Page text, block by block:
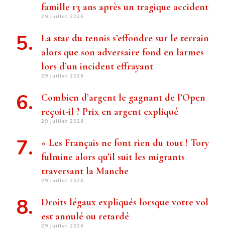
famille 13 ans après un tragique accident
29 juillet 2026
La star du tennis s’effondre sur le terrain
alors que son adversaire fond en larmes
lors d’un incident effrayant
29 juillet 2026
Combien d’argent le gagnant de l’Open
reçoit-il ? Prix ​​en argent expliqué
29 juillet 2026
« Les Français ne font rien du tout ! Tory
fulmine alors qu’il suit les migrants
traversant la Manche
29 juillet 2026
Droits légaux expliqués lorsque votre vol
est annulé ou retardé
29 juillet 2026